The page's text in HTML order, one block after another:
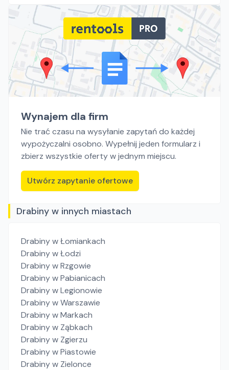
Wynajem dla firm
Nie trać czasu na wysyłanie zapytań do każdej
wypożyczalni osobno. Wypełnij jeden formularz i
zbierz wszystkie oferty w jednym miejscu.
Utwórz zapytanie ofertowe
Drabiny w innych miastach
Drabinyw Łomiankach
Drabinyw Łodzi
Drabinyw Rzgowie
Drabinyw Pabianicach
Drabinyw Legionowie
Drabinyw Warszawie
Drabinyw Markach
Drabinyw Ząbkach
Drabinyw Zgierzu
Drabinyw Piastowie
Drabinyw Zielonce